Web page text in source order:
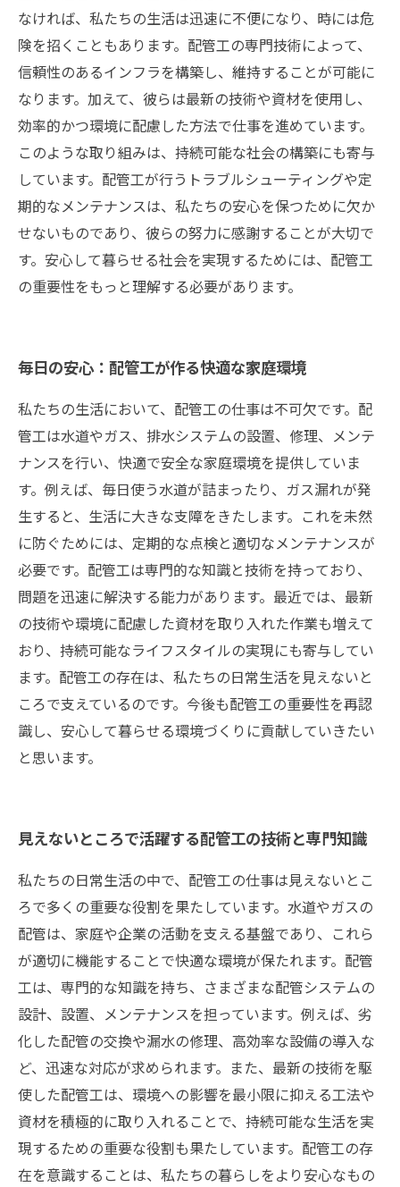
なければ、私たちの生活は迅速に不便になり、時には危
険を招くこともあります。配管工の専門技術によって、
信頼性のあるインフラを構築し、維持することが可能に
なります。加えて、彼らは最新の技術や資材を使用し、
効率的かつ環境に配慮した方法で仕事を進めています。
このような取り組みは、持続可能な社会の構築にも寄与
しています。配管工が行うトラブルシューティングや定
期的なメンテナンスは、私たちの安心を保つために欠か
せないものであり、彼らの努力に感謝することが大切で
す。安心して暮らせる社会を実現するためには、配管工
の重要性をもっと理解する必要があります。
毎日の安心：配管工が作る快適な家庭環境
私たちの生活において、配管工の仕事は不可欠です。配
管工は水道やガス、排水システムの設置、修理、メンテ
ナンスを行い、快適で安全な家庭環境を提供していま
す。例えば、毎日使う水道が詰まったり、ガス漏れが発
生すると、生活に大きな支障をきたします。これを未然
に防ぐためには、定期的な点検と適切なメンテナンスが
必要です。配管工は専門的な知識と技術を持っており、
問題を迅速に解決する能力があります。最近では、最新
の技術や環境に配慮した資材を取り入れた作業も増えて
おり、持続可能なライフスタイルの実現にも寄与してい
ます。配管工の存在は、私たちの日常生活を見えないと
ころで支えているのです。今後も配管工の重要性を再認
識し、安心して暮らせる環境づくりに貢献していきたい
と思います。
見えないところで活躍する配管工の技術と専門知識
私たちの日常生活の中で、配管工の仕事は見えないとこ
ろで多くの重要な役割を果たしています。水道やガスの
配管は、家庭や企業の活動を支える基盤であり、これら
が適切に機能することで快適な環境が保たれます。配管
工は、専門的な知識を持ち、さまざまな配管システムの
設計、設置、メンテナンスを担っています。例えば、劣
化した配管の交換や漏水の修理、高効率な設備の導入な
ど、迅速な対応が求められます。また、最新の技術を駆
使した配管工は、環境への影響を最小限に抑える工法や
資材を積極的に取り入れることで、持続可能な生活を実
現するための重要な役割も果たしています。配管工の存
在を意識することは、私たちの暮らしをより安心なもの